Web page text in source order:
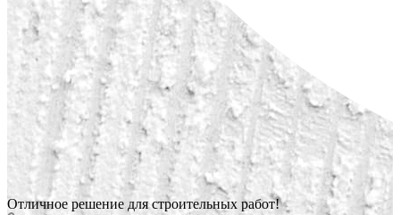
Отличное решение для строительных работ!